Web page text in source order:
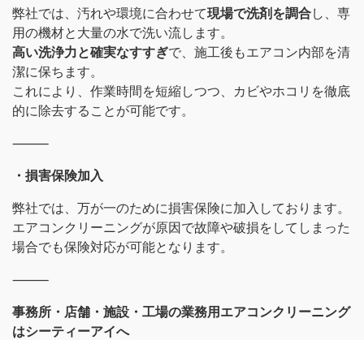
弊社では、汚れや環境に合わせて現場で洗剤を調合し、専
用の機材と大量の水で洗い流します。
高い洗浄力と確実なすすぎで、施工後もエアコン内部を清
潔に保ちます。
これにより、作業時間を短縮しつつ、カビやホコリを徹底
的に除去することが可能です。
⸻
・損害保険加入
弊社では、万が一のために損害保険に加入しております。
エアコンクリーニングが原因で故障や破損をしてしまった
場合でも保険対応が可能となります。
⸻
事務所・店舗・施設・工場の業務用エアコンクリーニング
はシーティーアイへ